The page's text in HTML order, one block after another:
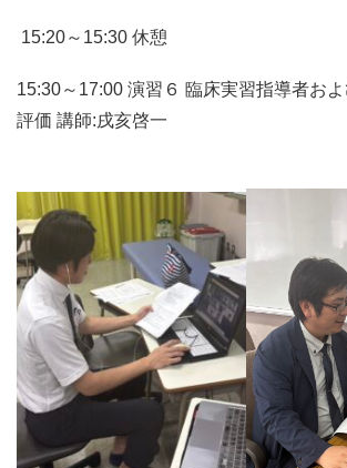
15:20～15:30 休憩
15:30～17:00 演習６ 臨床実習指導者お
評価 講師:戌亥啓一